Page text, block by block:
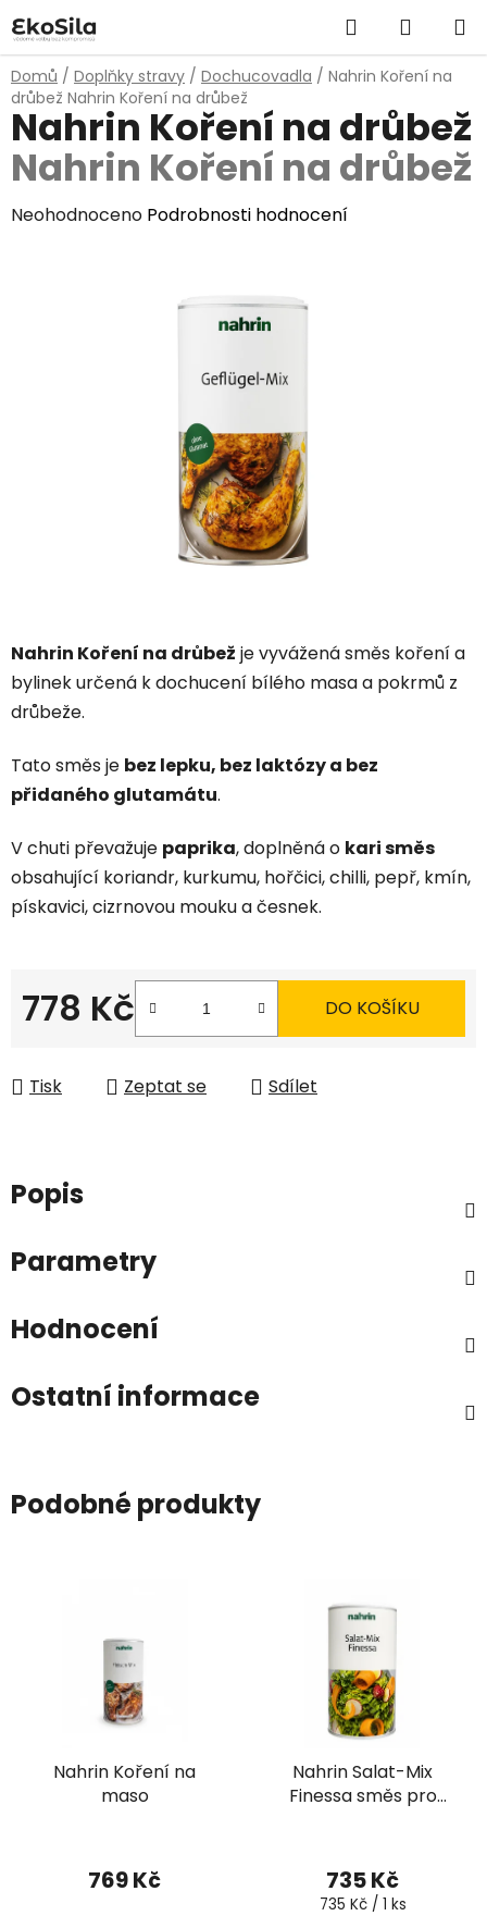
na
obsah
Hledat
KOŠÍK
Domů / Doplňky stravy / Dochucovadla / Nahrin Koření na
drůbež Nahrin Koření na drůbež
Nahrin Koření na drůbež je vyvážená směs koření a
bylinek určená k dochucení bílého masa a pokrmů z
drůbeže.
Tato směs je bez lepku, bez laktózy a bez
přidaného glutamátu.
V chuti převažuje paprika, doplněná o kari směs
obsahující koriandr, kurkumu, hořčici, chilli, pepř, kmín,
pískavici, cizrnovou mouku a česnek.
778 Kč DO KOŠÍKU
Tisk Zeptat se Sdílet
Nahrin Koření na drůbež
Nahrin Koření na drůbež
Průměrné
Neohodnoceno Podrobnosti hodnocení
Popis
Parametry
Hodnocení
Ostatní informace
Podobné produkty
Nahrin Koření na
maso
769 Kč
Nahrin Salat-Mix
Finessa směs pro
735 Kč
Měrná
735 Kč / 1 ks